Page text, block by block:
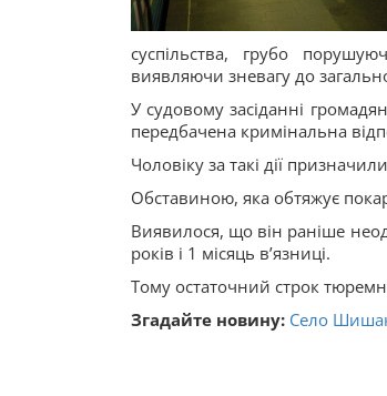
суспільства, грубо
виявляючи зневагу до
У судовому засіданні
передбачена кримінальна
Чоловіку за такі дії
Обставиною, яка обтяжує
Виявилося, що він раніше
років і 1 місяць вʼязниці.
Тому остаточний строк
Згадайте новину: Село